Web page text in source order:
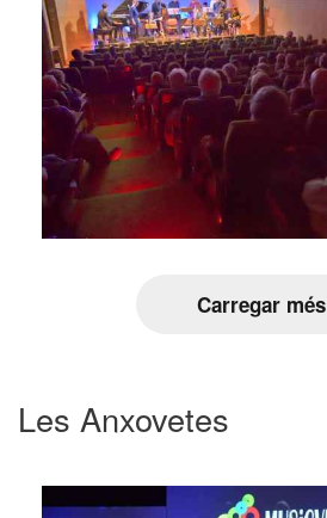
Carregar més
Les Anxovetes